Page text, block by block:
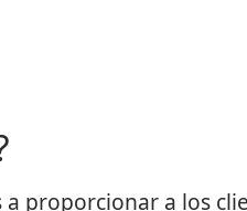
proporcionar a los